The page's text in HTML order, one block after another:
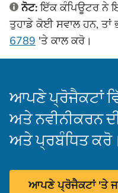
ਨੋਟ:ਇੱਕ ਕੰਪਿਊਟਰ ਨੇ
ਤੁਹਾਡੇ ਕੋਈ ਸਵਾਲ ਹਨ, ਤਾਂ
6789 'ਤੇ ਕਾਲ ਕਰੋ।
ਆਪਣੇ ਪ੍ਰੋਜੈਕਟਾਂ
ਅਤੇ ਨਵੀਨੀਕਰਨ
ਅਤੇ ਪ੍ਰਬੰਧਿਤ
ਆਪਣੇ ਪ੍ਰੋਜੈਕਟਾਂ 'ਤੇ